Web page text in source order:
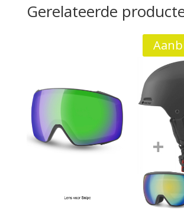
Gerelateerde